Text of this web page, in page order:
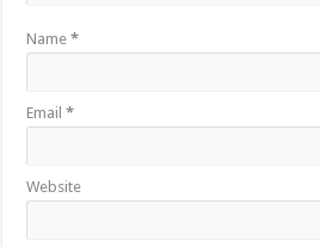
Name*
Email*
Website